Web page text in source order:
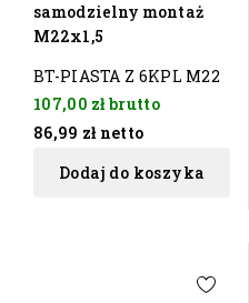
samodzielny montaż
M22x1,5
BT-PIASTA Z 6KPL M22
107,00 złbrutto
86,99 zł netto
Dodaj do koszyka